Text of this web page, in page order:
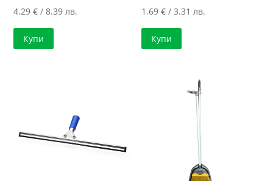
4.29€ / 8.39 лв.
Купи
1.69€ / 3.31 лв.
Купи